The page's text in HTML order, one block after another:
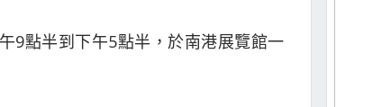
9點半到下午5點半，於南港展覽館一